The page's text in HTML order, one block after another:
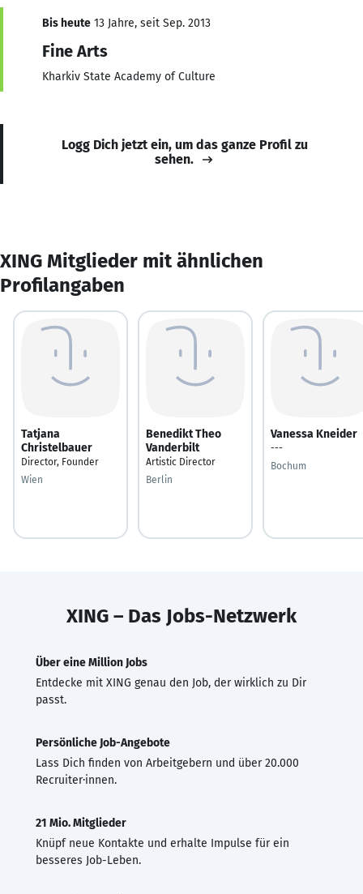
Bis heute 13 Jahre, seit Sep. 2013
Fine Arts
Kharkiv State Academy of Culture
Logg Dich jetzt ein, um das ganze Profil zu
sehen.
XING Mitglieder mit ähnlichen
Profilangaben
Tatjana
Christelbauer
Director, Founder
Wien
Benedikt Theo
Vanderbilt
Artistic Director
Berlin
Vanessa Kneider
---
Bochum
XING – Das Jobs-Netzwerk
Über eine Million Jobs
Entdecke mit XING genau den Job, der wirklich zu Dir
passt.
Persönliche Job-Angebote
Lass Dich finden von Arbeitgebern und über 20.000
Recruiter·innen.
21 Mio. Mitglieder
Knüpf neue Kontakte und erhalte Impulse für ein
besseres Job-Leben.